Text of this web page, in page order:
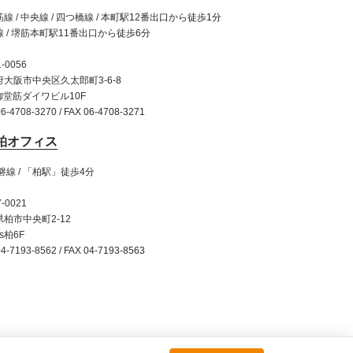
線 / 中央線 / 四つ橋線 / 本町駅12番出口から徒歩1分
/ 堺筋本町駅11番出口から徒歩6分
0056
大阪市中央区久太郎町3-6-8
堂筋ダイワビル10F
4708-3270 / FAX 06-4708-3271
オフィス
線 / 「柏駅」徒歩4分
0021
柏市中央町2-12
柏6F
7193-8562 / FAX 04-7193-8563